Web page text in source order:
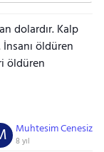
dolardır. Kalp
öldüren
öldüren
Muhtesim Cenesiz
8 yıl